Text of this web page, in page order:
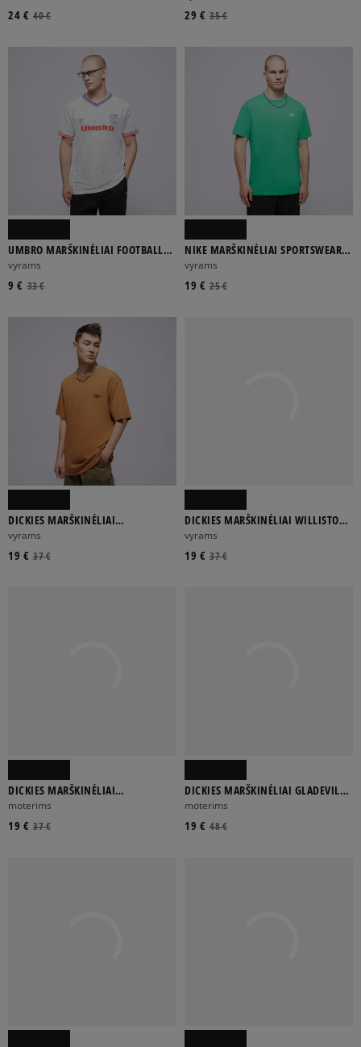
MARŠKINĖLI
40 €
24 €
35 €
29 €
UMBRO MARŠKINĖLIAI FOOTBALL
JERSEY
vyrams
33 €
9 €
NIKE MARŠKINĖLIAI SPORTSWEAR
CLUB
vyrams
25 €
19 €
DICKIES MARŠKINĖLIAI
SUMMERDALE SS TEE
vyrams
37 €
19 €
DICKIES MARŠKINĖLIAI WILLISTON
TEE SS
vyrams
37 €
19 €
DICKIES MARŠKINĖLIAI
SUMMERDALE SS TEE
moterims
37 €
19 €
DICKIES MARŠKINĖLIAI GLADEVILLE
TEE LS W
moterims
48 €
19 €